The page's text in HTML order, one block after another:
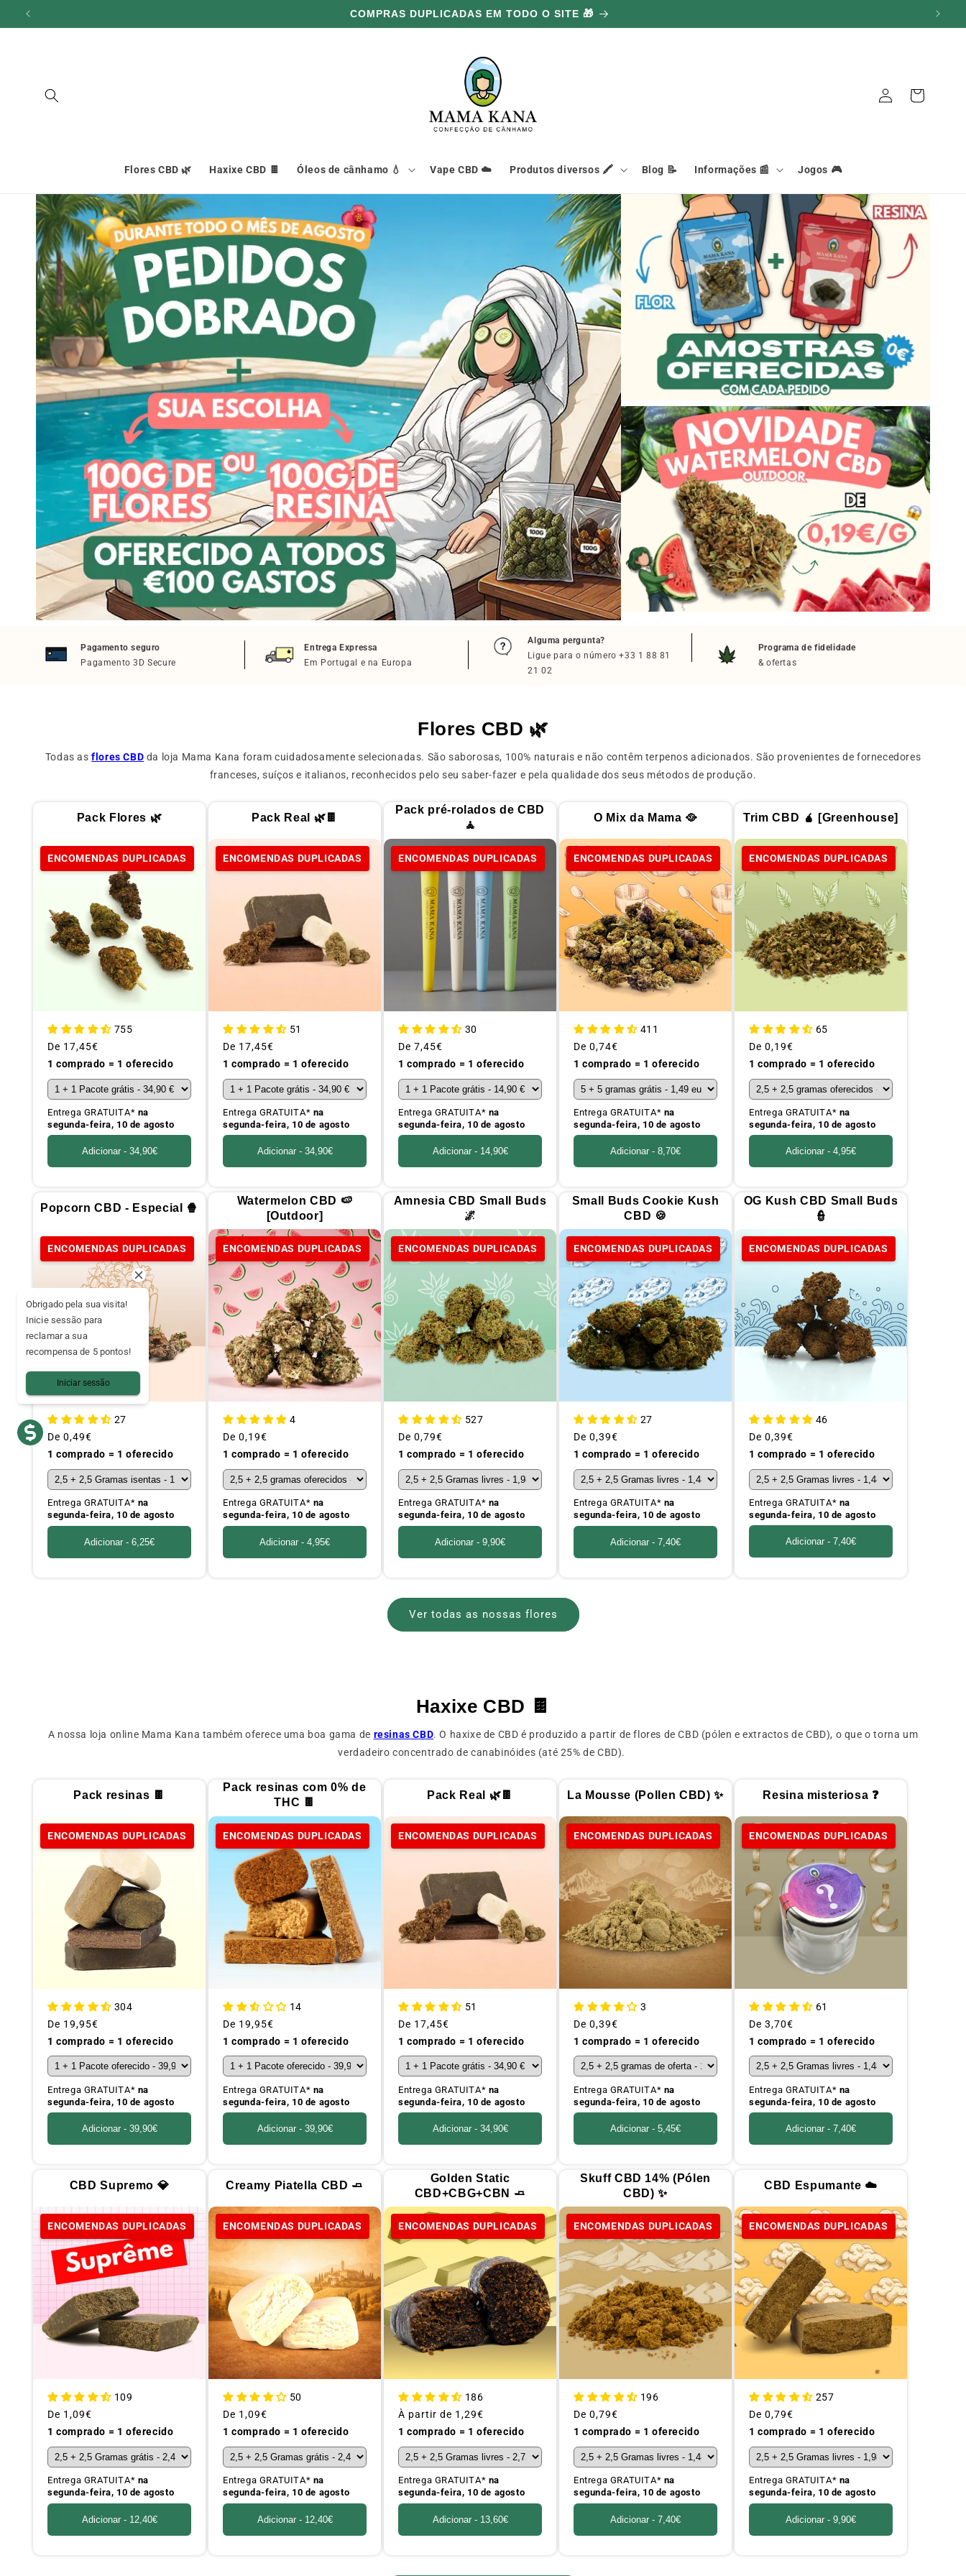
ir para o
conteúdo
100G GRÁTIS POR CADA 100€ GASTOS 🔥
Flores CBD 🌿 Haxixe CBD 🍫 Óleos de cânhamo 💧 Vape CBD ☁️ Produtos diversos 🖍️ Blog 📝 Informações 📰 Jogos 🎮
sessão
Carrinho
Pagamento seguro
Pagamento 3D Secure
Entrega Expressa
Em Portugal e na Europa
Alguma pergunta?
Ligue para o número +33 1 88 81
21 02
Programa de fidelidade
& ofertas
Flores CBD 🌿
Todas asflores CBD da loja Mama Kana foram cuidadosamente selecionadas. São saborosas, 100% naturais e não contêm terpenos adicionados. São provenientes de fornecedores
franceses, suíços e italianos, reconhecidos pelo seu saber-fazer e pela qualidade dos seus métodos de produção.
Pack Flores 🌿
ENCOMENDAS DUPLICADAS
755
Preço
habitual
De 17,45€
1 comprado = 1 oferecido
Entrega GRATUITA* na
segunda-feira, 10 de agosto
Adicionar - 34,90€
Pack Real 🌿🍫
ENCOMENDAS DUPLICADAS
51
Preço
habitual
De 17,45€
1 comprado = 1 oferecido
Entrega GRATUITA* na
segunda-feira, 10 de agosto
Adicionar - 34,90€
Pack pré-rolados de CBD
🧘
ENCOMENDAS DUPLICADAS
30
Preço
habitual
De 7,45€
1 comprado = 1 oferecido
Entrega GRATUITA* na
segunda-feira, 10 de agosto
Adicionar - 14,90€
O Mix da Mama 🥘
ENCOMENDAS DUPLICADAS
411
Preço
habitual
De 0,74€
1 comprado = 1 oferecido
Entrega GRATUITA* na
segunda-feira, 10 de agosto
Adicionar - 8,70€
Trim CBD 🧉 [Greenhouse]
ENCOMENDAS DUPLICADAS
65
Preço
habitual
De 0,19€
1 comprado = 1 oferecido
Entrega GRATUITA* na
segunda-feira, 10 de agosto
Adicionar - 4,95€
Popcorn CBD - Especial 🍿
ENCOMENDAS DUPLICADAS
27
Preço
habitual
De 0,49€
1 comprado = 1 oferecido
Entrega GRATUITA* na
segunda-feira, 10 de agosto
Adicionar - 6,25€
Watermelon CBD 🍉
[Outdoor]
ENCOMENDAS DUPLICADAS
4
Preço
habitual
De 0,19€
1 comprado = 1 oferecido
Entrega GRATUITA* na
segunda-feira, 10 de agosto
Adicionar - 4,95€
Amnesia CBD Small Buds
🌌
ENCOMENDAS DUPLICADAS
527
Preço
habitual
De 0,79€
1 comprado = 1 oferecido
Entrega GRATUITA* na
segunda-feira, 10 de agosto
Adicionar - 9,90€
Small Buds Cookie Kush
CBD 🍪
ENCOMENDAS DUPLICADAS
27
Preço
habitual
De 0,39€
1 comprado = 1 oferecido
Entrega GRATUITA* na
segunda-feira, 10 de agosto
Adicionar - 7,40€
OG Kush CBD Small Buds
👮
ENCOMENDAS DUPLICADAS
46
Preço
habitual
De 0,39€
1 comprado = 1 oferecido
Entrega GRATUITA* na
segunda-feira, 10 de agosto
Adicionar - 7,40€
Ver todas as nossas flores
Haxixe CBD 🍫
A nossa loja online Mama Kana também oferece uma boa gama de resinas CBD. O haxixe de CBD é produzido a partir de flores de CBD (pólen e extractos de CBD), o que o torna um
verdadeiro concentrado de canabinóides (até 25% de CBD).
Pack resinas 🍫
ENCOMENDAS DUPLICADAS
304
Preço
habitual
De 19,95€
1 comprado = 1 oferecido
Entrega GRATUITA* na
segunda-feira, 10 de agosto
Adicionar - 39,90€
Pack resinas com 0% de
THC 🍫
ENCOMENDAS DUPLICADAS
14
Preço
habitual
De 19,95€
1 comprado = 1 oferecido
Entrega GRATUITA* na
segunda-feira, 10 de agosto
Adicionar - 39,90€
Pack Real 🌿🍫
ENCOMENDAS DUPLICADAS
51
Preço
habitual
De 17,45€
1 comprado = 1 oferecido
Entrega GRATUITA* na
segunda-feira, 10 de agosto
Adicionar - 34,90€
La Mousse (Pollen CBD) ✨
ENCOMENDAS DUPLICADAS
3
Preço
habitual
De 0,39€
1 comprado = 1 oferecido
Entrega GRATUITA* na
segunda-feira, 10 de agosto
Adicionar - 5,45€
Resina misteriosa ❓
ENCOMENDAS DUPLICADAS
61
Preço
habitual
De 3,70€
1 comprado = 1 oferecido
Entrega GRATUITA* na
segunda-feira, 10 de agosto
Adicionar - 7,40€
CBD Supremo 💎
ENCOMENDAS DUPLICADAS
109
Preço
habitual
De 1,09€
1 comprado = 1 oferecido
Entrega GRATUITA* na
segunda-feira, 10 de agosto
Adicionar - 12,40€
Creamy Piatella CBD 🧈
ENCOMENDAS DUPLICADAS
50
Preço
habitual
De 1,09€
1 comprado = 1 oferecido
Entrega GRATUITA* na
segunda-feira, 10 de agosto
Adicionar - 12,40€
Golden Static
CBD+CBG+CBN 🧈
ENCOMENDAS DUPLICADAS
186
Preço
habitual
À partir de 1,29€
1 comprado = 1 oferecido
Entrega GRATUITA* na
segunda-feira, 10 de agosto
Adicionar - 13,60€
Skuff CBD 14% (Pólen
CBD) ✨
ENCOMENDAS DUPLICADAS
196
Preço
habitual
De 0,79€
1 comprado = 1 oferecido
Entrega GRATUITA* na
segunda-feira, 10 de agosto
Adicionar - 7,40€
CBD Espumante ☁️
ENCOMENDAS DUPLICADAS
257
Preço
habitual
De 0,79€
1 comprado = 1 oferecido
Entrega GRATUITA* na
segunda-feira, 10 de agosto
Adicionar - 9,90€
Obrigado pela sua visita!
Inicie sessão para
reclamar a sua
recompensa de 5 pontos!
Iniciar sessão